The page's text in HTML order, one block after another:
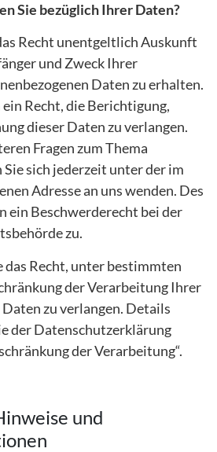
Sie bezüglich Ihrer Daten?
Recht unentgeltlich Auskunft
und Zweck Ihrer
Daten zu erhalten.
Recht, die Berichtigung,
dieser Daten zu verlangen.
Fragen zum Thema
sich jederzeit unter der im
Adresse an uns wenden. Des
ein Beschwerderecht bei der
zu.
das Recht, unter bestimmten
der Verarbeitung Ihrer
zu verlangen. Details
der Datenschutzerklärung
der Verarbeitung“.
und